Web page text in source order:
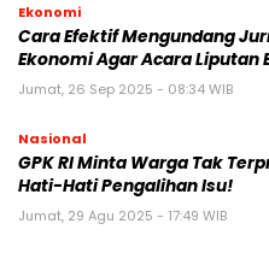
Ekonomi
Cara Efektif Mengundang
Ekonomi Agar Acara Liputan
Jumat, 26 Sep 2025 - 08:34 WIB
Nasional
GPK RI Minta Warga Tak
Hati-Hati Pengalihan Isu!
Jumat, 29 Agu 2025 - 17:49 WIB